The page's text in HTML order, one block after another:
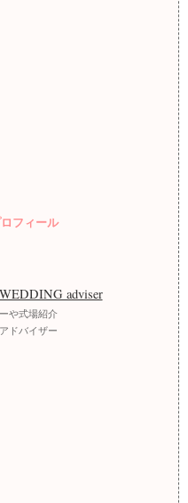
フィール
adviser
や式場紹介
ドバイザー